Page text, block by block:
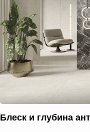
Блеск и глубина